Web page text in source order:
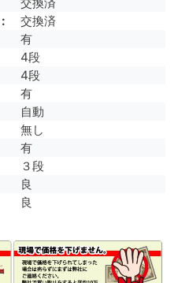
交換済
有
4段
4段
有
自動
無し
有
３段
良
良